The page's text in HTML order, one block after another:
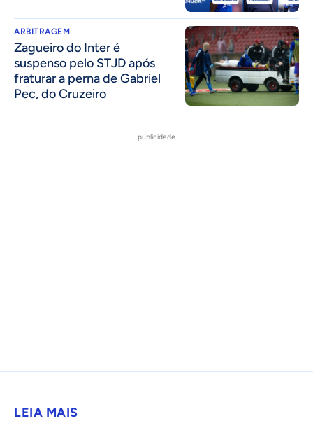
ARBITRAGEM
Zagueiro do Inter é
suspenso pelo STJD após
fraturar a perna de Gabriel
Pec, do Cruzeiro
publicidade
LEIA MAIS